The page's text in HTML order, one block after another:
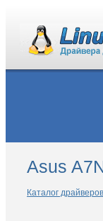
Asus
Каталог драйверов